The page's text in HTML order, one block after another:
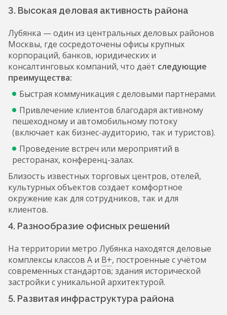
3. Высокая деловая активность района
Лубянка — один из центральных деловых районов
Москвы, где сосредоточены офисы крупных
корпораций, банков, юридических и
консалтинговых компаний, что даёт следующие
преимущества:
Быстрая коммуникация с деловыми партнерами.
Привлечение клиентов благодаря активному
пешеходному и автомобильному потоку
(включает как бизнес-аудиторию, так и туристов).
Проведение встреч или мероприятий в
ресторанах, конференц-залах.
Близость известных торговых центров, отелей,
культурных объектов создает комфортное
окружение как для сотрудников, так и для
клиентов.
4. Разнообразие офисных решений
На территории метро Лубянка находятся деловые
комплексы классов А и В+, построенные с учётом
современных стандартов; здания исторической
застройки с уникальной архитектурой.
5. Развитая инфраструктура района